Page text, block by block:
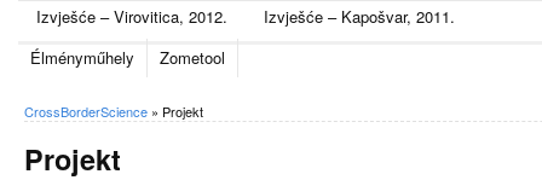
Izvješće – Virovitica, 2012.
Izvješće – Kapošvar, 2011.
Élményműhely
Zometool
CrossBorderScience » Projekt
Projekt